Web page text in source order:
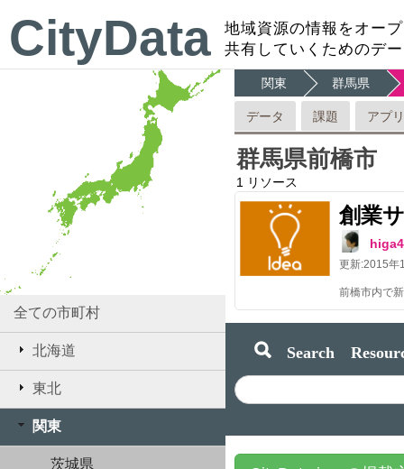
CityData
地域資源の情報をオー
共有していくためのデ
全ての市町村
北海道
東北
関東
茨城県
関東 群馬県
データ 課題 アプリ
群馬県前橋市
1 リソース
創業
更新:2015年
Search